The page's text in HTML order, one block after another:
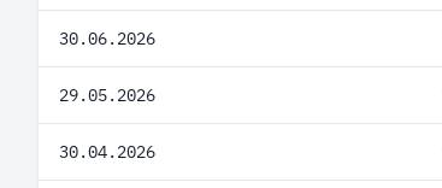
30.06.2026
29.05.2026
30.04.2026